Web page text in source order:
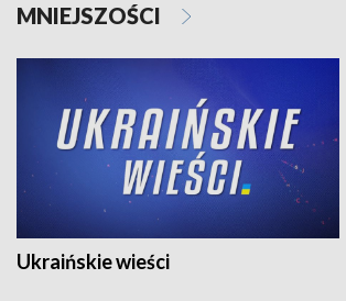
MNIEJSZOŚCI
Ukraińskie wieści